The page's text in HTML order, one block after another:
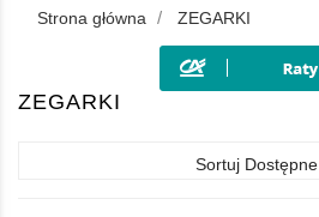
Strona główna ZEGARKI
ZEGARKI
Sortuj Dostępne